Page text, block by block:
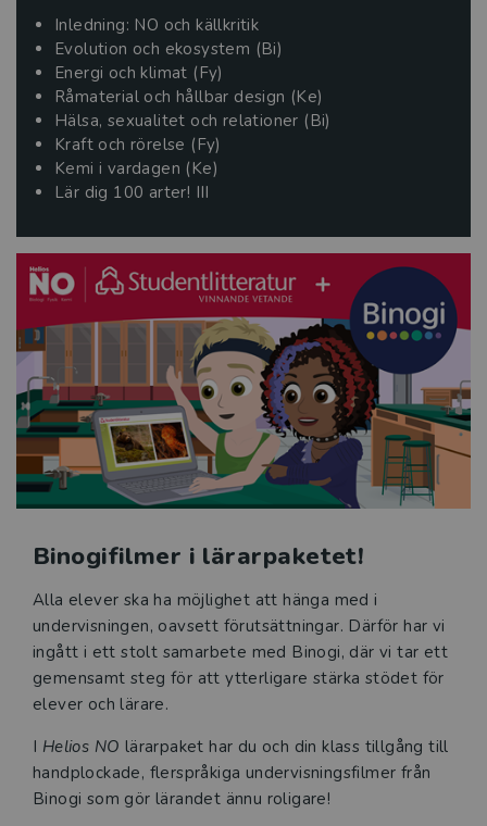
Inledning: NO och källkritik
Evolution och ekosystem (Bi)
Energi och klimat (Fy)
Råmaterial och hållbar design (Ke)
Hälsa, sexualitet och relationer (Bi)
Kraft och rörelse (Fy)
Kemi i vardagen (Ke)
Lär dig 100 arter! III
Binogifilmer i lärarpaketet!
Alla elever ska ha möjlighet att hänga med i
undervisningen, oavsett förutsättningar. Därför har vi
ingått i ett stolt samarbete med Binogi, där vi tar ett
gemensamt steg för att ytterligare stärka stödet för
elever och lärare.
I Helios NO lärarpaket har du och din klass tillgång till
handplockade, flerspråkiga undervisningsfilmer från
Binogi som gör lärandet ännu roligare!